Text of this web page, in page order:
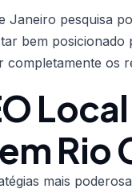
Janeiro pesquisa
bem posicionado
os
Rio
mais